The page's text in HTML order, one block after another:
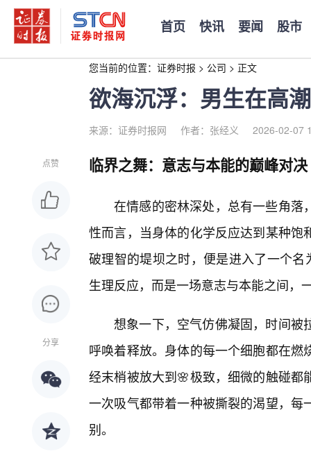
首页 快讯 要闻 股市
您当前的位置： 证券时报 > 公司 > 正文
欲海沉浮：男生在高
来源：证券时报网 作者：张经义 2026-02-07
点赞
分享
临界之舞：意志与本能的巅峰对决
在情感的密林深处，总有一些角落
性而言，当身体的化学反应达到某种
破理智的堤坝之时，便是进入了一个
生理反应，而是一场意志与本能之间，
想象一下，空气仿佛凝固，时间被
呼唤着释放。身体的每一个细胞都在
经末梢被放大到🌸极致，细微的触碰
一次吸气都带着一种被撕裂的渴望，
别。